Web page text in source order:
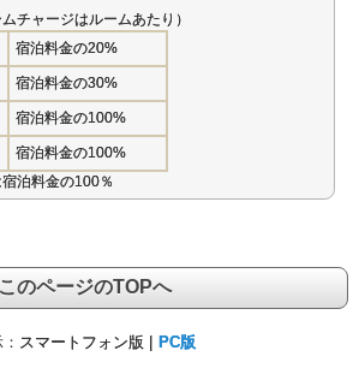
チャージはルームあたり）
宿泊料金の20%
宿泊料金の30%
宿泊料金の100%
宿泊料金の100%
泊料金の100％
このページのTOPへ
スマートフォン版 | PC版